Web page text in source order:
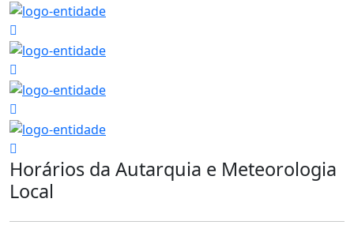
Horários da Autarquia e Meteorologia
Local